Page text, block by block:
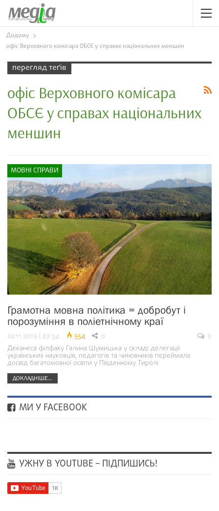
Додому
офіс Верховного комісара ОБСЄ у справах національних меншин
перегляд теґів
офіс Верховного комісара
ОБСЄ у справах національних
меншин
МОВНІ СПРАВИ
Грамотна мовна політика = добробут і
порозуміння в поліетнічному краї
02.11.2019 | 07:34 554 0
0
Деканеса філфаку Галина Шумицька у складі делегації
українських науковців, педагогів та чиновників переймала
досвід багатомовної освіти у Південному Тиролі
ДОКЛАДНІШЕ...
МИ У FACEBOOK
УЖНУ В YOUTUBE – ПІДПИШИСЬ!